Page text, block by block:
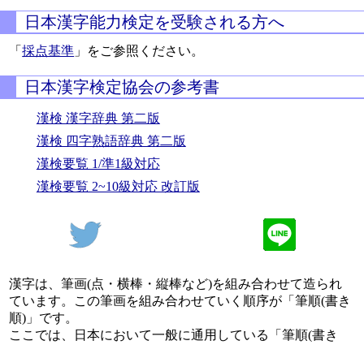
日本漢字能力検定を受験される方へ
「採点基準 」をご参照ください。
日本漢字検定協会の参考書
漢検 漢字辞典 第二版
漢検 四字熟語辞典 第二版
漢検要覧 1/準1級対応
漢検要覧 2~10級対応 改訂版
漢字は、筆画(点・横棒・縦棒など)を組み合わせて造られ
ています。この筆画を組み合わせていく順序が「筆順(書き
順)」です。
ここでは、日本において一般に通用している「筆順(書き